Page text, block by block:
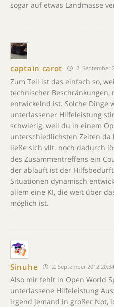
sogar auf etwas Landmasse
captain carot 2. September
Zum Teil ist das einfach so,
technischer
entwickelnd ist. Solche Dinge
unterlassener Hilfeleistung
schwierig, weil du in einem
unterschiedlichsten Zeiten da
ließe sich vllt. noch dadurch
des Zusammentreffens ein
der abläuft ist der
Situationen dynamisch
allem eine KI, die weit über
möglich ist.
Sinuhe 2. September 2012 20:34
Also mir fehlt in Open World
unterlassene Hilfeleistung
irgend jemand in großer Not,